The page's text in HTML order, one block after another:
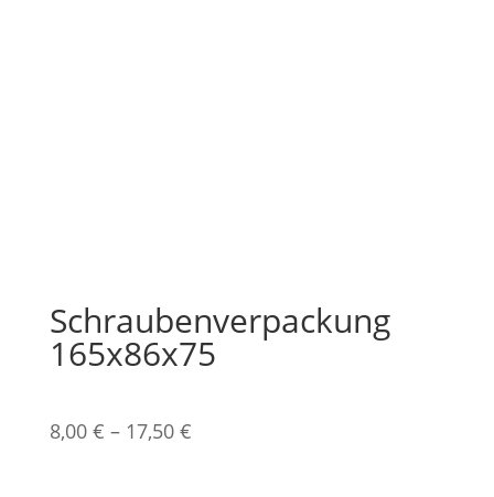
Schraubenverpackung
165x86x75
8,00 € – 17,50 €